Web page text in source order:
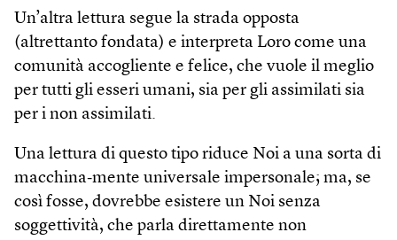
Un’altra lettura segue la strada opposta
(altrettanto fondata) e interpreta Loro come una
comunità accogliente e felice, che vuole il meglio
per tutti gli esseri umani, sia per gli assimilati sia
per i non assimilati.
Una lettura di questo tipo riduce Noi a una sorta di
macchina‑mente universale impersonale; ma, se
così fosse, dovrebbe esistere un Noi senza
soggettività, che parla direttamente non